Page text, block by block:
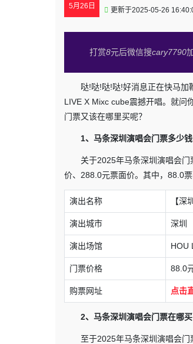
5月26日 更新于2025-05-26
打赏8元后微信搜cary7790
哒!哒!哒!哒!好消息正在快马
LIVE X Mixc cube震撼开唱。就问
门票又该在哪里买呢？
1、马条深圳演唱会门票多少钱
关于2025年马条深圳演唱会
价、288.0元票面价。其中，88.0
演出名称 【
演出城市 深圳
演出场馆 HOU
门票价格 88.0
购票网址 点击
2、马条深圳演唱会门票在哪买
至于2025年马条深圳演唱会